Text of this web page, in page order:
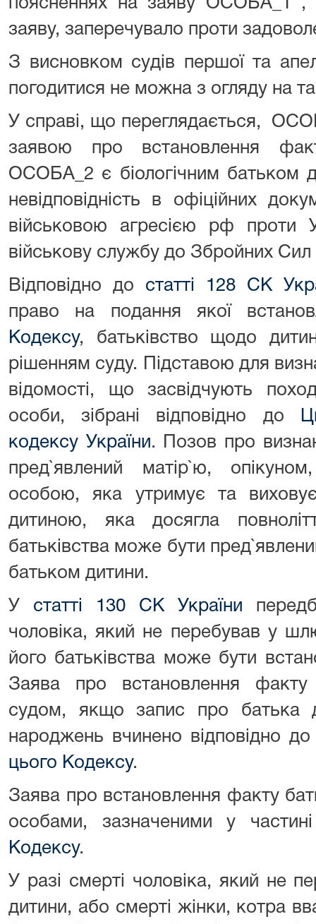
поясненнях на заяву ОСОБА_1 ,
заяву, заперечувало проти
З висновком судів першої та
погодитися не можна з огляду на
У справі, що переглядається,
заявою про встановлення
ОСОБА_2 є біологічним батьком
невідповідність в офіційних
військовою агресією рф проти
військову службу до Збройних Сил
Відповідно до статті 128 СК
право на подання якої
Кодексу, батьківство щодо
рішенням суду. Підставою для
відомості, що засвідчують
особи, зібрані відповідно до
кодексу України. Позов про
пред`явлений матір`ю,
особою, яка утримує та
дитиною, яка досягла
батьківства може бути
батьком дитини.
У статті 130 СК України
чоловіка, який не перебував у
його батьківства може бути
Заява про встановлення факту
судом, якщо запис про батька
народжень вчинено відповідно
цього Кодексу.
Заява про встановлення факту
особами, зазначеними у
Кодексу.
У разі смерті чоловіка, який не
дитини, або смерті жінки, котра